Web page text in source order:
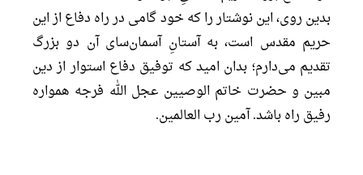
بدین روی، این نوشتار را که خود گامی در راه دفاع از این
حریم مقدس است، به آستانِ آسمان‌سای آن دو بزرگ
تقدیم می‌دارم؛ بدان امید که توفیق دفاع استوار از دین
مبین و حضرت خاتم الوصیین عجل الله فرجه همواره
رفیق راه باشد. آمین رب العالمین.